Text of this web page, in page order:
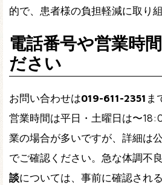
的で、患者様の負担軽減に取り
電話番号や営業時
ださい
お問い合わせは019-611-2351 ま
営業時間は平日・土曜日は〜
業の場合が多いですが、詳細は
でご確認ください。急な体調不
談については、事前に確認され